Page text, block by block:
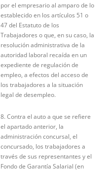
por el empresario al amparo de lo
establecido en los artículos 51 o
47 del Estatuto de los
Trabajadores o que, en su caso, la
resolución administrativa de la
autoridad laboral recaída en un
expediente de regulación de
empleo, a efectos del acceso de
los trabajadores a la situación
legal de desempleo.
8. Contra el auto a que se refiere
el apartado anterior, la
administración concursal, el
concursado, los trabajadores a
través de sus representantes y el
Fondo de Garantía Salarial (en